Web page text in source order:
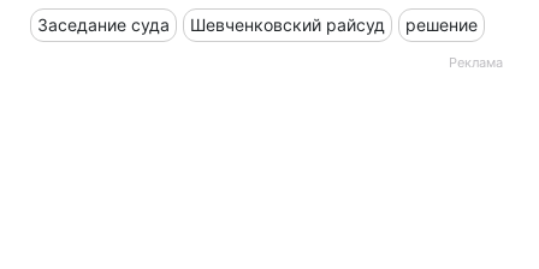
Заседание суда Шевченковский райсуд решение